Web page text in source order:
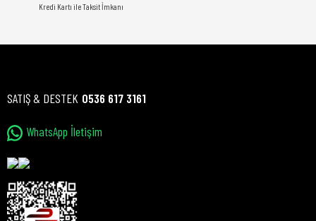
Kredi Kartı ile Taksit İmkanı
SATIŞ & DESTEK 0536 617 3161
WhatsApp İletişim